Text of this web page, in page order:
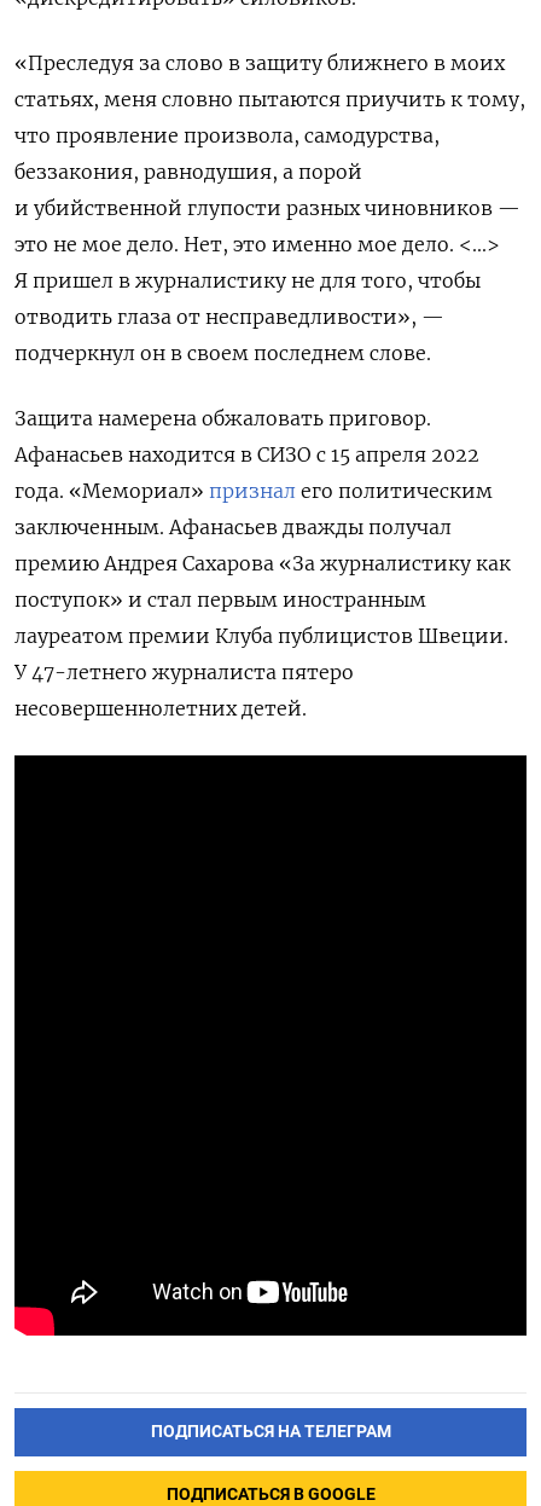
«Преследуя за слово в защиту ближнего в моих
статьях, меня словно пытаются приучить к тому,
что проявление произвола, самодурства,
беззакония, равнодушия, а порой
и убийственной глупости разных чиновников —
это не мое дело. Нет, это именно мое дело. <...>
Я пришел в журналистику не для того, чтобы
отводить глаза от несправедливости», —
подчеркнул он в своем последнем слове.
Защита намерена обжаловать приговор.
Афанасьев находится в СИЗО с 15 апреля 2022
года. «Мемориал» признал его политическим
заключенным. Афанасьев дважды получал
премию Андрея Сахарова «За журналистику как
поступок» и стал первым иностранным
лауреатом премии Клуба публицистов Швеции.
У 47-летнего журналиста пятеро
несовершеннолетних детей.
ПОДПИСАТЬСЯ НА ТЕЛЕГРАМ
ПОДПИСАТЬСЯ В GOOGLE